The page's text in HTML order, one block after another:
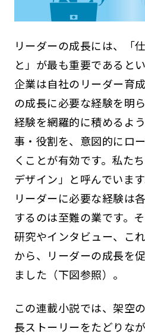
リーダーの成長には、「
と」が最も重要であるとい
企業は自社のリーダー育
の成長に必要な経験を明
経験を網羅的に積めるよ
事・役割を、意図的にロ
くことが有効です。私た
デザイン」と呼んでいます
リーダーに必要な経験は
するのは至難の業です。
研究やインタビュー、こ
から、リーダーの成長を
ました（下図参照）。
この連載小説では、架空
長ストーリーをたどりな